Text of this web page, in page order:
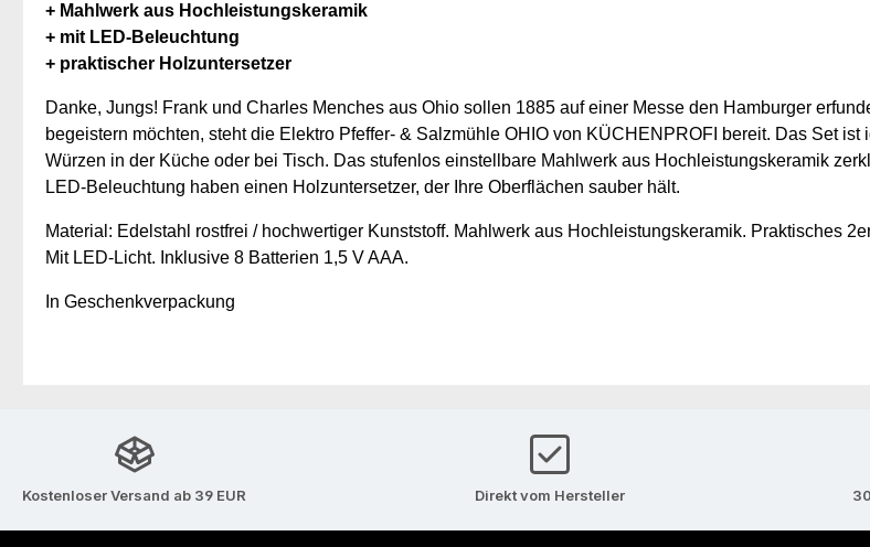
+ Mahlwerk aus Hochleistungskeramik
+ mit LED-Beleuchtung
+ praktischer Holzuntersetzer
Danke, Jungs! Frank und Charles Menches aus Ohio sollen 1885 auf einer Messe den Hamburger
begeistern möchten, steht die Elektro Pfeffer- & Salzmühle OHIO von KÜCHENPROFI bereit. Das Set
Würzen in der Küche oder bei Tisch. Das stufenlos einstellbare Mahlwerk aus Hochleistungskeramik
LED-Beleuchtung haben einen Holzuntersetzer, der Ihre Oberflächen sauber hält.
Material: Edelstahl rostfrei / hochwertiger Kunststoff. Mahlwerk aus Hochleistungskeramik. Praktisches
Mit LED-Licht. Inklusive 8 Batterien 1,5 V AAA.
In Geschenkverpackung
Kostenloser Versand ab 39 EUR Direkt vom Hersteller